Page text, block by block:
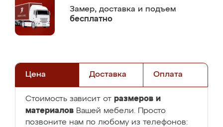
Замер, доставка и подъем
бесплатно
Цена Доставка Оплата
Стоимость зависит от размеров и
материалов Вашей мебели. Просто
позвоните нам по любому из телефонов: